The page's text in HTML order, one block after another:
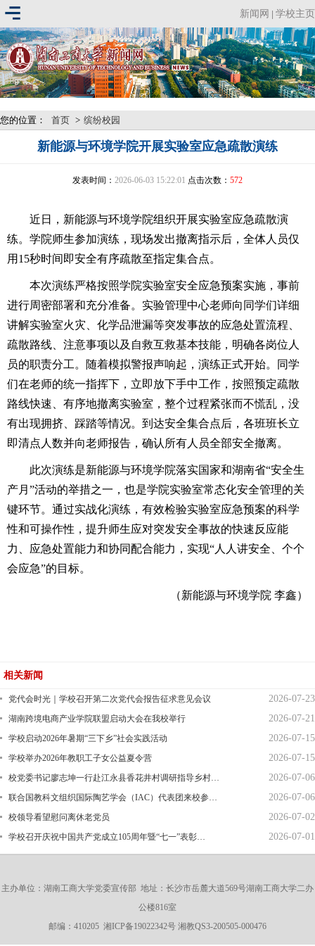
新闻网 学校主页
您的位置： 首页 > 缤纷校园
新能源与环境学院开展实验室应急疏散演练
发表时间： 2026-06-03 15:22:01 点击次数： 572
近日，新能源与环境学院组织开展实验室应急疏散演
练。学院师生参加演练，现场发出撤离指示后，全体人员仅
用15秒时间即安全有序疏散至指定集合点。
本次演练严格按照学院实验室安全应急预案实施，事前
进行周密部署和充分准备。实验管理中心老师向同学们详细
讲解实验室火灾、化学品泄漏等突发事故的应急处置流程、
疏散路线、注意事项以及自救互救基本技能，明确各岗位人
员的职责分工。随着模拟警报声响起，演练正式开始。同学
们在老师的统一指挥下，立即放下手中工作，按照预定疏散
路线快速、有序地撤离实验室，整个过程紧张而不慌乱，没
有出现拥挤、踩踏等情况。到达安全集合点后，各班班长立
即清点人数并向老师报告，确认所有人员全部安全撤离。
此次演练是新能源与环境学院落实国家和湖南省“安全生
产月”活动的举措之一，也是学院实验室常态化安全管理的关
键环节。通过实战化演练，有效检验实验室应急预案的科学
性和可操作性，提升师生应对突发安全事故的快速反应能
力、应急处置能力和协同配合能力，实现“人人讲安全、个个
会应急”的目标。
（新能源与环境学院 李鑫）
相关新闻
2026-07-23
党代会时光｜学校召开第二次党代会报告征求意见会议
2026-07-21
湖南跨境电商产业学院联盟启动大会在我校举行
2026-07-15
学校启动2026年暑期“三下乡”社会实践活动
2026-07-15
学校举办2026年教职工子女公益夏令营
2026-07-06
校党委书记廖志坤一行赴江永县香花井村调研指导乡村…
2026-07-06
联合国教科文组织国际陶艺学会（IAC）代表团来校参…
2026-07-02
校领导看望慰问离休老党员
2026-07-01
学校召开庆祝中国共产党成立105周年暨“七一”表彰…
主办单位：湖南工商大学党委宣传部 地址：长沙市岳麓大道569号湖南工商大学二办
公楼816室
邮编：410205 湘ICP备19022342号 湘教QS3-200505-000476